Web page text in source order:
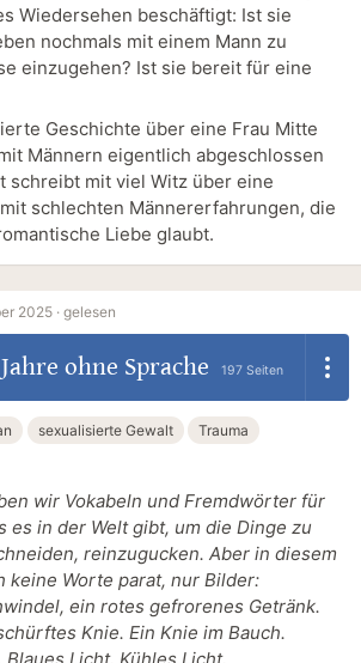
Wiedersehen beschäftigt: Ist sie
nochmals mit einem Mann zu
einzugehen? Ist sie bereit für eine
Geschichte über eine Frau Mitte
Männern eigentlich abgeschlossen
schreibt mit viel Witz über eine
schlechten Männererfahrungen, die
Liebe glaubt.
2025 ·gelesen
Jahre ohne Sprache 197 Seiten
sexualisierte Gewalt Trauma
wir Vokabeln und Fremdwörter für
es in der Welt gibt, um die Dinge zu
reinzugucken. Aber in diesem
keine Worte parat, nur Bilder:
ein rotes gefrorenes Getränk.
Knie. Ein Knie im Bauch.